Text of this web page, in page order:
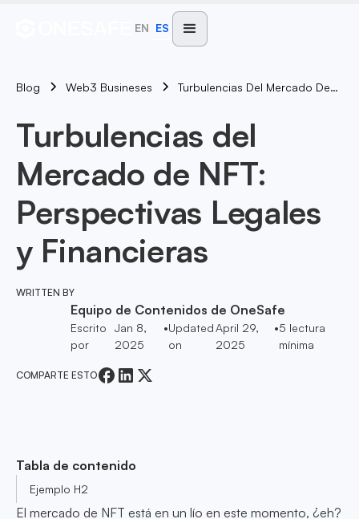
EN ES
Blog Web3 Busineses Turbulencias Del Mercado De NFT: Perspectivas Legales Y Financieras
Turbulencias del
Mercado de NFT:
Perspectivas Legales
y Financieras
WRITTEN BY
Equipo de Contenidos de OneSafe
Escrito
por
Jan 8,
2025
•Updated
on
April 29,
2025
•5 lectura
mínima
COMPARTE ESTO
Tabla de contenido
Ejemplo H2
El mercado de NFT está en un lío en este momento, ¿eh?